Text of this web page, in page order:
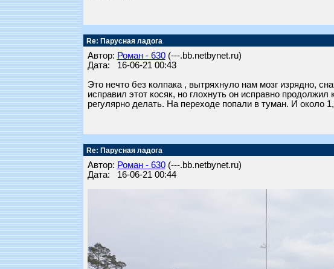
Re: Парусная ладога
Автор: Роман - 630(---.bb.netbynet.ru)
Дата: 16-06-21 00:43
Это нечто без колпака , вытряхнуло нам мозг изрядно,
исправил этот косяк, но глохнуть он исправно
регулярно делать. На переходе попали в туман. И около
Re: Парусная ладога
Автор: Роман - 630(---.bb.netbynet.ru)
Дата: 16-06-21 00:44